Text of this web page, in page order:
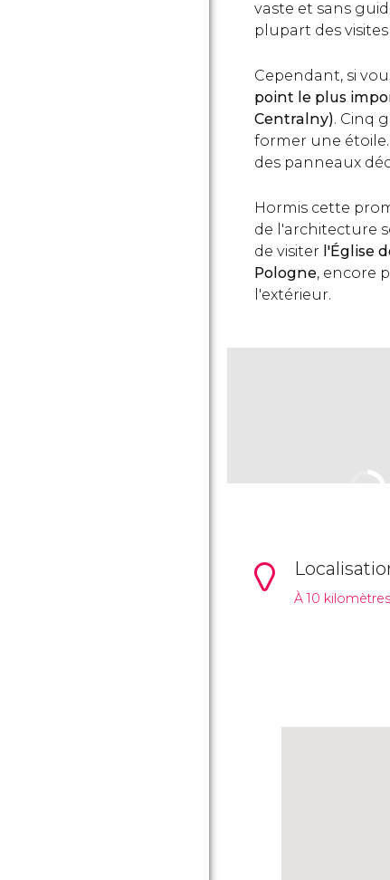
vaste et sans
plupart des
Cependant, si
point le plus
Centralny). Cinq
former une
des panneaux
Hormis cette
de l'architecture
de visiter l'Église
Pologne, encore
l'extérieur.
À 10